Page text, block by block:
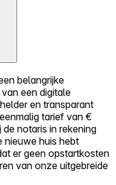
belangrijke
een digitale
en transparant
tarief van €
notaris in rekening
nieuwe huis hebt
er geen opstartkosten
van onze uitgebreide